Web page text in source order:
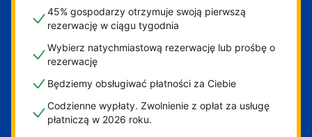
45% gospodarzy otrzymuje swoją pierwszą
rezerwację w ciągu tygodnia
Wybierz natychmiastową rezerwację lub prośbę o
rezerwację
Będziemy obsługiwać płatności za Ciebie
Codzienne wypłaty. Zwolnienie z opłat za usługę
płatniczą w 2026 roku.